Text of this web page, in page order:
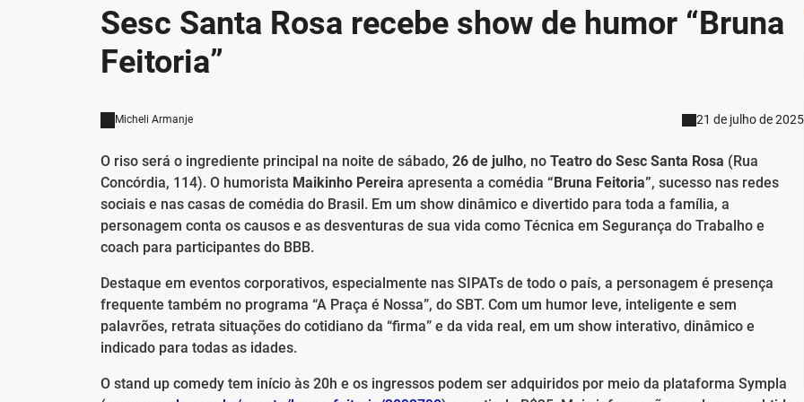
Sesc Santa Rosa recebe show de humor “Bruna
Feitoria”
Micheli Armanje 21 de julho de 2025
O riso será o ingrediente principal na noite de sábado, 26 de julho, no Teatro do Sesc Santa Rosa (Rua
Concórdia, 114). O humorista Maikinho Pereira apresenta a comédia “Bruna Feitoria”, sucesso nas redes
sociais e nas casas de comédia do Brasil. Em um show dinâmico e divertido para toda a família, a
personagem conta os causos e as desventuras de sua vida como Técnica em Segurança do Trabalho e
coach para participantes do BBB.
Destaque em eventos corporativos, especialmente nas SIPATs de todo o país, a personagem é presença
frequente também no programa “A Praça é Nossa”, do SBT. Com um humor leve, inteligente e sem
palavrões, retrata situações do cotidiano da “firma” e da vida real, em um show interativo, dinâmico e
indicado para todas as idades.
O stand up comedy tem início às 20h e os ingressos podem ser adquiridos por meio da plataforma Sympla
r